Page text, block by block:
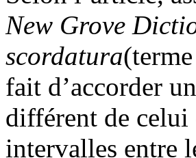
New Grove
scordatura
fait d’accorder
différent de celui
intervalles entre